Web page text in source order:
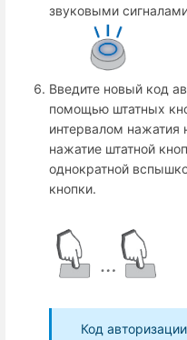
звуковыми
Введите новый код
помощью штатных
интервалом нажатия
нажатие штатной
однократной
кнопки.
Код